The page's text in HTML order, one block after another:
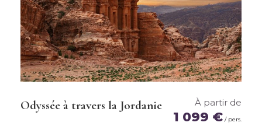
Ce prix ne comprend pas
Infos pratiques
Odyssée à travers la Jordanie À partir de
1 099 € / pers.